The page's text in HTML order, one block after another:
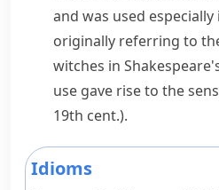
and was used especially
originally referring to
witches in
use gave rise to the
19th cent.).
Idioms